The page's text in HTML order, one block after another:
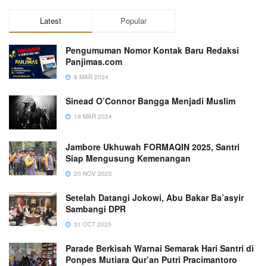
Latest Popular
Pengumuman Nomor Kontak Baru Redaksi
Panjimas.com
8 MAR 2024
Sinead O’Connor Bangga Menjadi Muslim
18 MAR 2024
Jambore Ukhuwah FORMAQIN 2025, Santri
Siap Mengusung Kemenangan
20 NOV 2025
Setelah Datangi Jokowi, Abu Bakar Ba’asyir
Sambangi DPR
31 OCT 2025
Parade Berkisah Warnai Semarak Hari Santri di
Ponpes Mutiara Qur’an Putri Pracimantoro